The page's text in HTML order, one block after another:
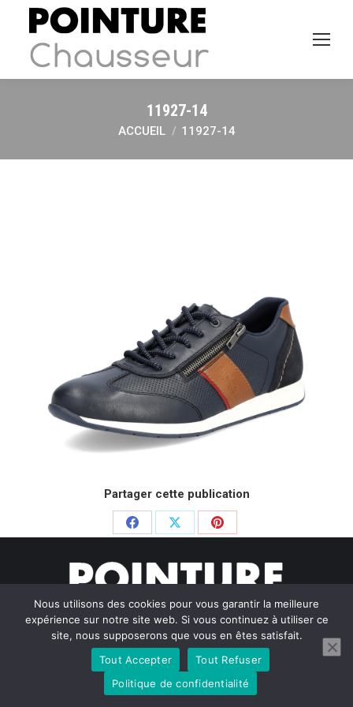
11927-14
Vous êtes ici :
ACCUEIL 11927-14
Partager cette publication
Partager
Facebook
PartagerPartager
Pinterest
© Pointure Chausseurs - 2020. Dream-Theme — truly
WordPress themes
Menu BAS
Nous utilisons des cookies pour vous garantir la meilleure
expérience sur notre site web. Si vous continuez à utiliser ce
site, nous supposerons que vous en êtes satisfait.
Tout Accepter
Tout Refuser
Politique de confidentialité